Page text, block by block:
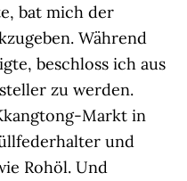
bat mich der
Während
beschloss ich aus
zu werden.
Markt in
und
Rohöl. Und